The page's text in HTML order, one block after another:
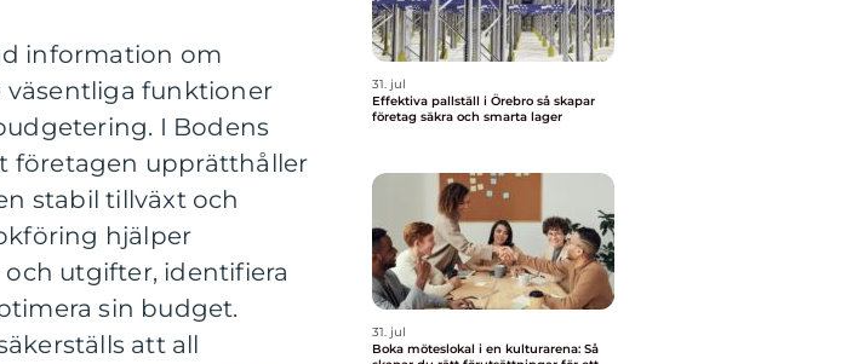
information om
väsentliga funktioner
I Bodens
företagen upprätthåller
stabil tillväxt och
hjälper
utgifter, identifiera
sin budget.
att all
31. jul
Effektiva pallställ i Örebro så skapar
företag säkra och smarta lager
31. jul
Boka möteslokal i en kulturarena: Så